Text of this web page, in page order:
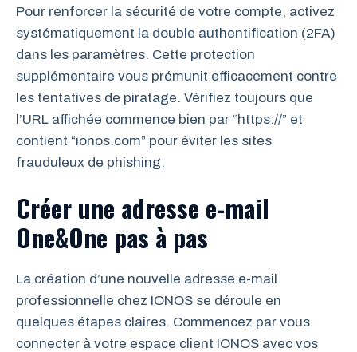
Pour renforcer la sécurité de votre compte, activez
systématiquement la double authentification (2FA)
dans les paramètres. Cette protection
supplémentaire vous prémunit efficacement contre
les tentatives de piratage. Vérifiez toujours que
l’URL affichée commence bien par “https://” et
contient “ionos.com” pour éviter les sites
frauduleux de phishing.
Créer une adresse e-mail
One&One pas à pas
La création d’une nouvelle adresse e-mail
professionnelle chez IONOS se déroule en
quelques étapes claires. Commencez par vous
connecter à votre espace client IONOS avec vos